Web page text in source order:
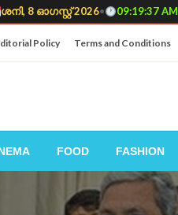
ശനി, 8 ഓഗസ്റ്റ് 2026• 09:19:38 AM
Policy Terms and Conditions
FOOD FASHION